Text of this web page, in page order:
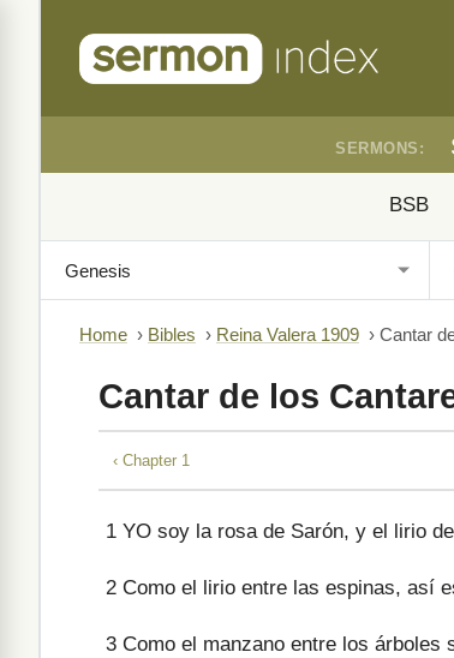
SERMONS:
BSB
Home › Bibles › Reina Valera 1909 › Cantar
Cantar de los
‹ Chapter 1
1 YO soy la rosa de Sarón, y el lirio
2 Como el lirio entre las espinas, así
3 Como el manzano entre los